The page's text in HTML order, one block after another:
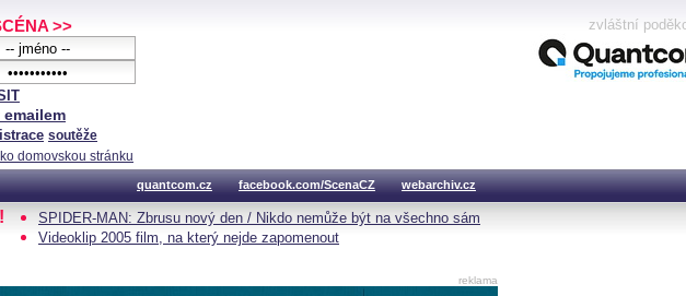
>>
soutěže
domovskou stránku
zvláštní
quantcom.cz facebook.com/ScenaCZ webarchiv.cz
SPIDER-MAN: Zbrusu nový den / Nikdo nemůže být na všechno sám
Videoklip 2005 film, na který nejde zapomenout
reklama